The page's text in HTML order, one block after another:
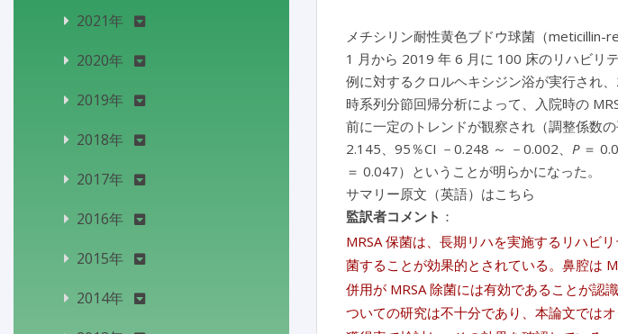
メチシリン耐性黄色ブドウ球菌（meticillin-
1 月から 2019 年 6 月に 100 床のリハビリ
例に対するクロルヘキシジン浴が実行され
時系列分節回帰分析によって、入院時の
前に一定のトレンドが観察され（調整係数
2.145、95％CI －0.248 ～ －0.002、 P＝
＝ 0.047）ということが明らかになった。
サマリー原文（英語）はこちら
監訳者コメント ：
MRSA 保菌は、長期リハを実施するリハビ
菌することが効果的とされている。鼻腔は
併用が MRSA 除菌には有効であることが認
ついての研究は不十分であり、本論文では
2021年
2020年
2019年
2018年
2017年
2016年
2015年
2014年